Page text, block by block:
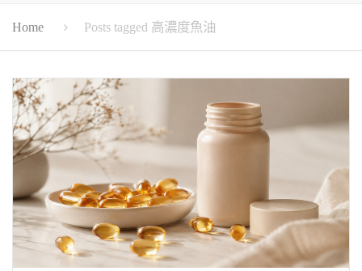
Home Posts tagged 高濃度魚油